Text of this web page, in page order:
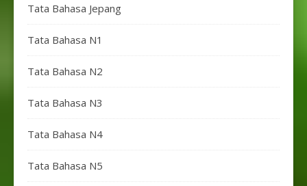
Tata Bahasa Jepang
Tata Bahasa N1
Tata Bahasa N2
Tata Bahasa N3
Tata Bahasa N4
Tata Bahasa N5